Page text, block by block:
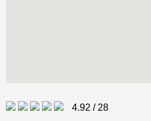
4.92 / 28